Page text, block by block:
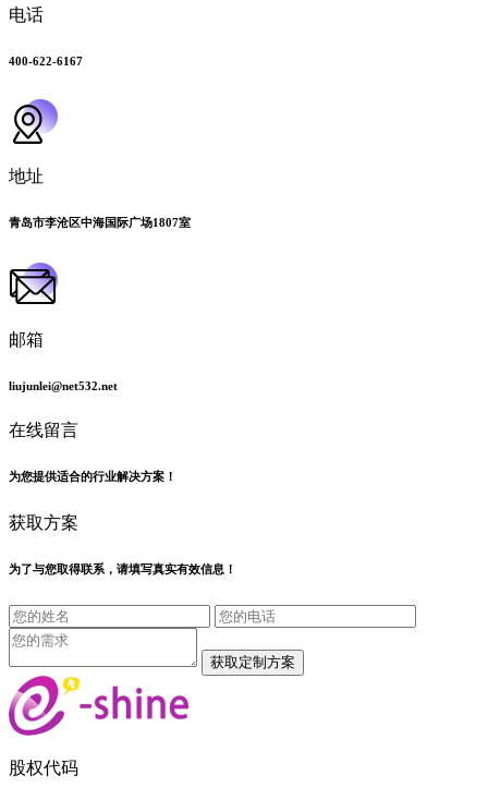
电话
400-622-6167
地址
青岛市李沧区中海国际广场1807室
邮箱
liujunlei@net532.net
在线留言
为您提供适合的行业解决方案！
获取方案
为了与您取得联系，请填写真实有效信息！
股权代码